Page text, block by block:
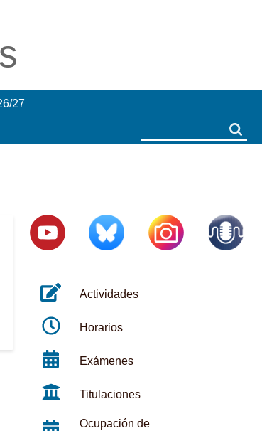
27
Actividades
Horarios
Exámenes
Titulaciones
Ocupación de